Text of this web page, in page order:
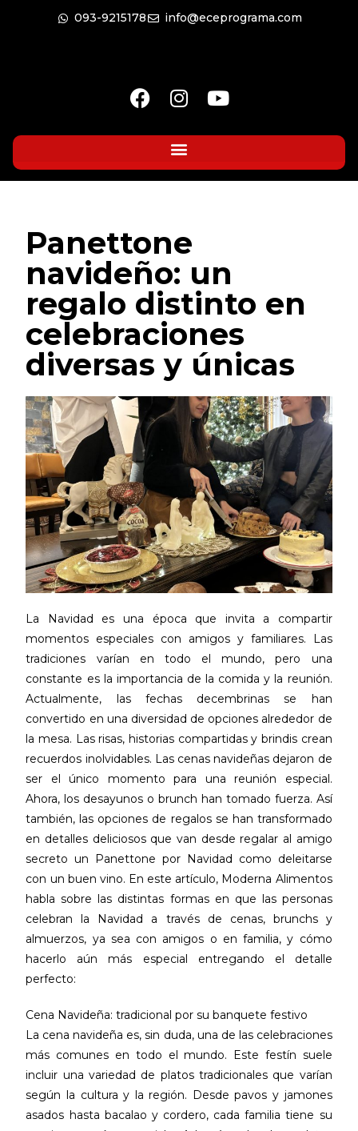
093-9215178 info@eceprograma.com
Panettone
navideño: un
regalo distinto en
celebraciones
diversas y únicas
La Navidad es una época que invita a compartir
momentos especiales con amigos y familiares. Las
tradiciones varían en todo el mundo, pero una
constante es la importancia de la comida y la reunión.
Actualmente, las fechas decembrinas se han
convertido en una diversidad de opciones alrededor de
la mesa. Las risas, historias compartidas y brindis crean
recuerdos inolvidables. Las cenas navideñas dejaron de
ser el único momento para una reunión especial.
Ahora, los desayunos o brunch han tomado fuerza. Así
también, las opciones de regalos se han transformado
en detalles deliciosos que van desde regalar al amigo
secreto un Panettone por Navidad como deleitarse
con un buen vino. En este artículo, Moderna Alimentos
habla sobre las distintas formas en que las personas
celebran la Navidad a través de cenas, brunchs y
almuerzos, ya sea con amigos o en familia, y cómo
hacerlo aún más especial entregando el detalle
perfecto:
Cena Navideña: tradicional por su banquete festivo
La cena navideña es, sin duda, una de las celebraciones
más comunes en todo el mundo. Este festín suele
incluir una variedad de platos tradicionales que varían
según la cultura y la región. Desde pavos y jamones
asados hasta bacalao y cordero, cada familia tiene su